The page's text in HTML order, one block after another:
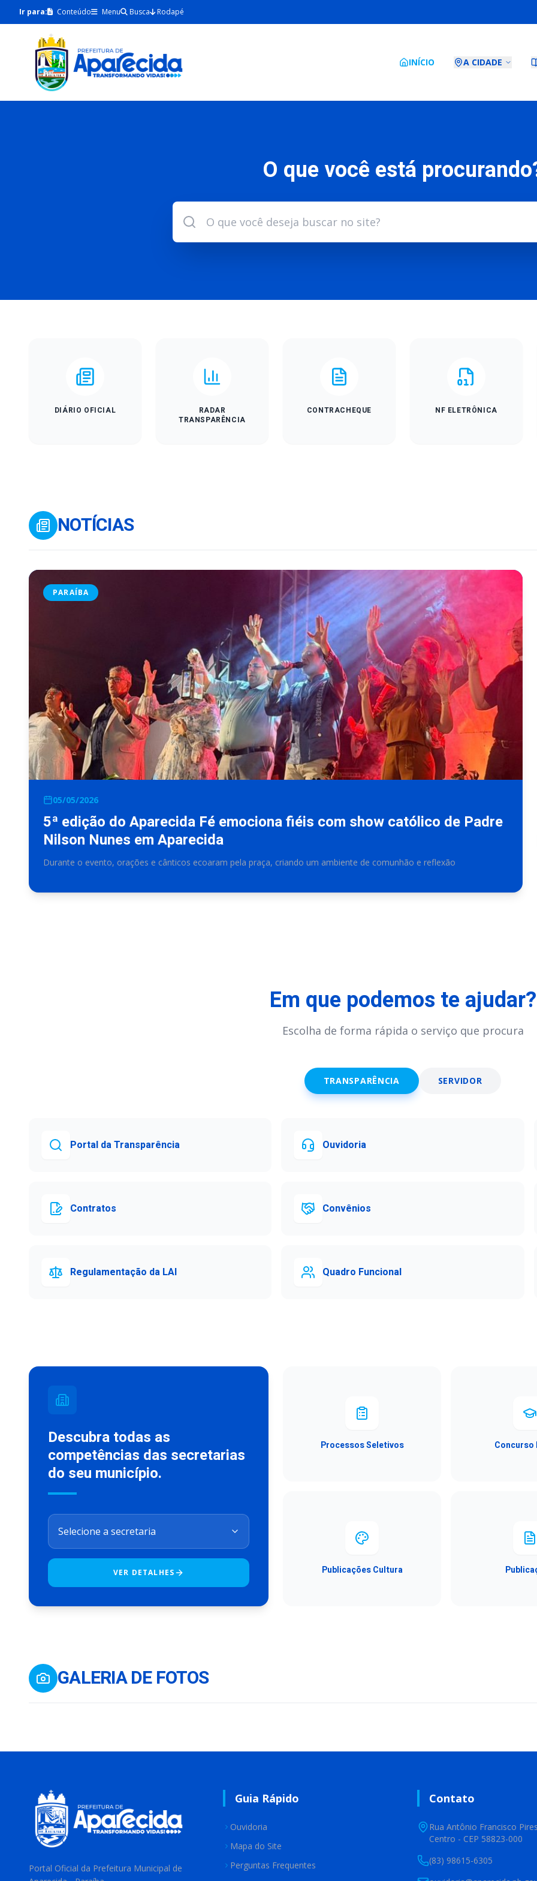
Ir para: Conteúdo Menu Busca Rodapé
INÍCIO A CIDADE
O que você está
DIÁRIO OFICIAL
RADAR
TRANSPARÊNCIA
CONTRACHEQUE NF ELETRÔNICA
NOTÍCIAS
PARAÍBA
05/05/2026
5ª edição do Aparecida Fé emociona fiéis com show católico de Padre
Nilson Nunes em Aparecida
Durante o evento, orações e cânticos ecoaram pela praça, criando um ambiente de comunhão e reflexão
Em que podemos te ajudar?
Escolha de forma rápida o serviço que procura
TRANSPARÊNCIA SERVIDOR
Portal da Transparência Ouvidoria
Contratos Convênios
Regulamentação da LAI Quadro Funcional
Descubra todas as
competências das secretarias
do seu município.
VER DETALHES
Processos Seletivos Concurso
Publicações Cultura
GALERIA DE FOTOS
Portal Oficial da Prefeitura Municipal de
Guia Rápido
Ouvidoria
Mapa do Site
Perguntas Frequentes
Contato
Rua Antônio Francisco
Centro - CEP 58823-000
(83) 98615-6305